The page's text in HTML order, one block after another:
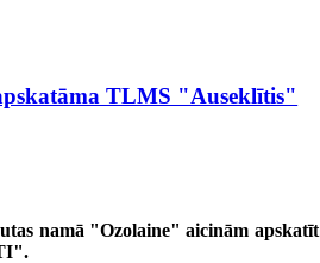
TLMS "Auseklītis"
namā "Ozolaine" aicinām apskatīt